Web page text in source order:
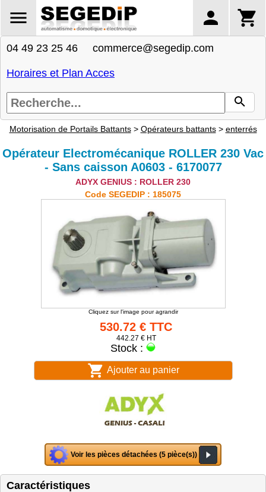
04 49 23 25 46 commerce@segedip.com
Horaires et Plan Acces
Motorisation de Portails Battants> Opérateurs battants> enterrés
Opérateur Electromécanique ROLLER 230 Vac
- Sans caisson A0603 - 6170077
ADYX GENIUS : ROLLER 230
Code SEGEDIP : 185075
Cliquez sur l'image pour agrandir
530.72 € TTC
442.27 € HT
Stock :
Ajouter au panier
Voir les pièces détachées (5 pièce(s))
Caractéristiques